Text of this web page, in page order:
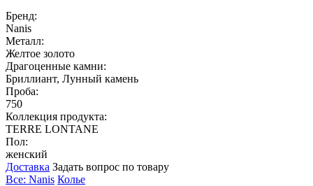
Бренд:
Nanis
Металл:
Желтое золото
Драгоценные камни:
Бриллиант, Лунный камень
Проба:
750
Коллекция продукта:
TERRE LONTANE
Пол:
женский
Доставка Задать вопрос по товару
Все: Nanis Колье